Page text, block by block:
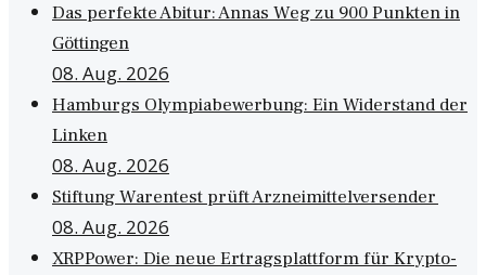
Das perfekte Abitur: Annas Weg zu 900 Punkten in
Göttingen
08. Aug. 2026
Hamburgs Olympiabewerbung: Ein Widerstand der
Linken
08. Aug. 2026
Stiftung Warentest prüft Arzneimittelversender
08. Aug. 2026
XRPPower: Die neue Ertragsplattform für Krypto-